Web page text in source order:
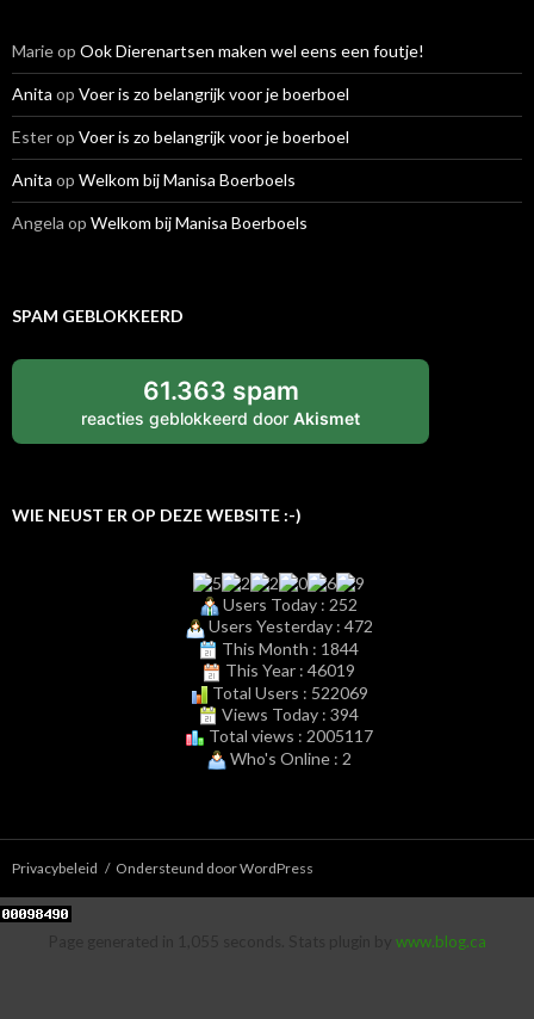
Marieop Ook Dierenartsen maken wel eens een foutje!
Anita op Voer is zo belangrijk voor je boerboel
Esterop Voer is zo belangrijk voor je boerboel
Anita op Welkom bij Manisa Boerboels
Angela op Welkom bij Manisa Boerboels
SPAM GEBLOKKEERD
61.363 spam
reacties geblokkeerd door Akismet
WIE NEUST ER OP DEZE WEBSITE :-)
Users Today : 252
Users Yesterday : 472
This Month : 1844
This Year : 46019
Total Users : 522069
Views Today : 394
Total views : 2005117
Who's Online : 2
Privacybeleid Ondersteund door WordPress
www.blog.ca